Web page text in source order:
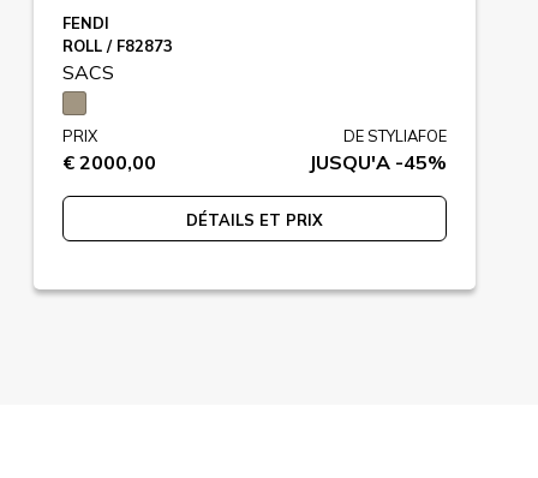
FENDI
ROLL / F82873
SACS
PRIX
€ 2000,00
DE STYLIAFOE
JUSQU'A -45%
DÉTAILS ET PRIX